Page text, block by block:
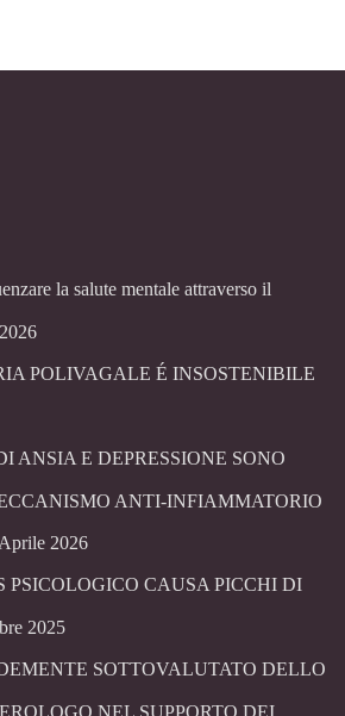
la salute mentale attraverso il
POLIVAGALE É INSOSTENIBILE
ANSIA E DEPRESSIONE SONO
ANTI-INFIAMMATORIO
2026
PSICOLOGICO CAUSA PICCHI DI
2025
SOTTOVALUTATO DELLO